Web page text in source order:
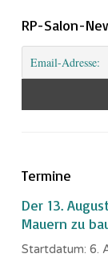
RP-Salon-
Termine
Der 13.
Mauern zu
Startdatum: 6.